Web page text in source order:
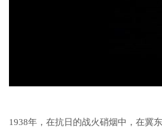
1938年，在抗日的战火硝烟中，在冀